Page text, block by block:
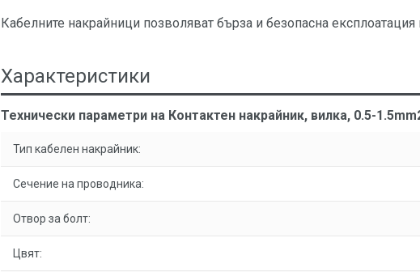
Кабелните накрайници позволяват бърза и безопасна
Характеристики
Технически параметри на Контактен накрайник, вилка, 0.5-
Тип кабелен накрайник:
Сечение на проводника:
Отвор за болт:
Цвят: